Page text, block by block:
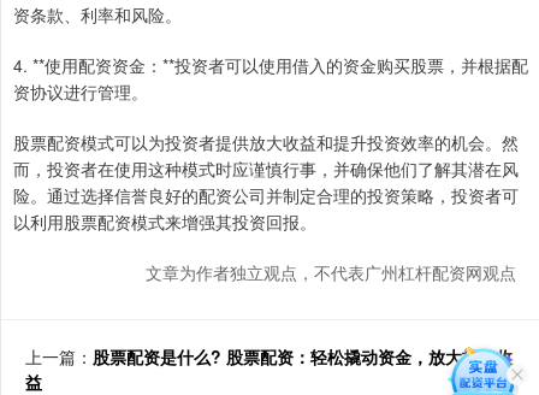
资条款、利率和风险。
4. **使用配资资金：**投资者可以使用借入的资金购买股票，并根据配
资协议进行管理。
股票配资模式可以为投资者提供放大收益和提升投资效率的机会。然
而，投资者在使用这种模式时应谨慎行事，并确保他们了解其潜在风
险。通过选择信誉良好的配资公司并制定合理的投资策略，投资者可
以利用股票配资模式来增强其投资回报。
文章为作者独立观点，不代表广州杠杆配资网观点
上一篇： 股票配资是什么? 股票配资：轻松撬动资金，放大投资收
益